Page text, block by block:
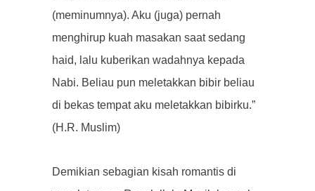
(meminumnya). Aku (juga) pernah
menghirup kuah masakan saat sedang
haid, lalu kuberikan wadahnya kepada
Nabi. Beliau pun meletakkan bibir beliau
di bekas tempat aku meletakkan bibirku.”
(H.R. Muslim)
Demikian sebagian kisah romantis di